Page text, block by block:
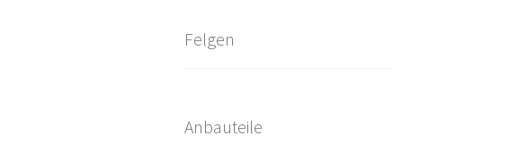
Felgen
Anbauteile